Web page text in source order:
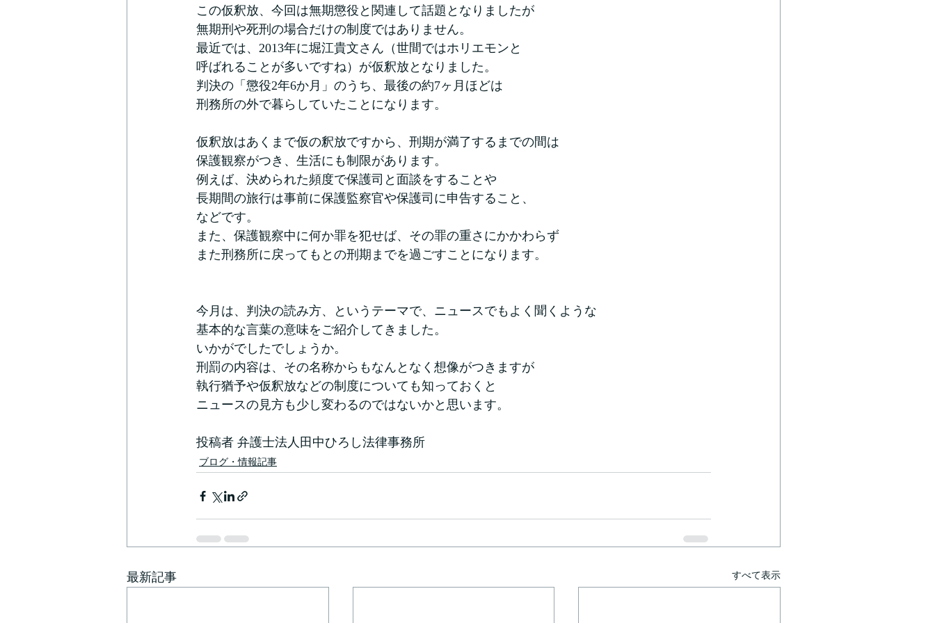
この仮釈放、今回は無期懲役と関連して話題となりましたが
無期刑や死刑の場合だけの制度ではありません。
最近では、2013年に堀江貴文さん（世間ではホリエモンと
呼ばれることが多いですね）が仮釈放となりました。
判決の「懲役2年6か月」のうち、最後の約7ヶ月ほどは
刑務所の外で暮らしていたことになります。
仮釈放はあくまで仮の釈放ですから、刑期が満了するまでの間は
保護観察がつき、生活にも制限があります。
例えば、決められた頻度で保護司と面談をすることや
長期間の旅行は事前に保護監察官や保護司に申告すること、
などです。
また、保護観察中に何か罪を犯せば、その罪の重さにかかわらず
また刑務所に戻ってもとの刑期までを過ごすことになります。
今月は、判決の読み方、というテーマで、ニュースでもよく聞くような
基本的な言葉の意味をご紹介してきました。
いかがでしたでしょうか。
刑罰の内容は、その名称からもなんとなく想像がつきますが
執行猶予や仮釈放などの制度についても知っておくと
ニュースの見方も少し変わるのではないかと思います。
投稿者 弁護士法人田中ひろし法律事務所
ブログ・情報記事
最新記事 すべて表示